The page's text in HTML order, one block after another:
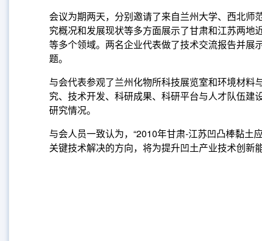
会议为期两天，分别邀请了来自兰州大学、西北
究概况和发展现状等多方面展示了甘肃和江苏两
等多个领域。两名企业代表做了技术交流报告并
题。
与会代表参观了兰州化物所科技展览室和环境材
究、技术开发、科研成果、科研平台与人才队伍
研究情况。
与会人员一致认为，“2010年甘肃-江苏凹凸棒黏
关键技术解决的方向，将为提升凹土产业技术创